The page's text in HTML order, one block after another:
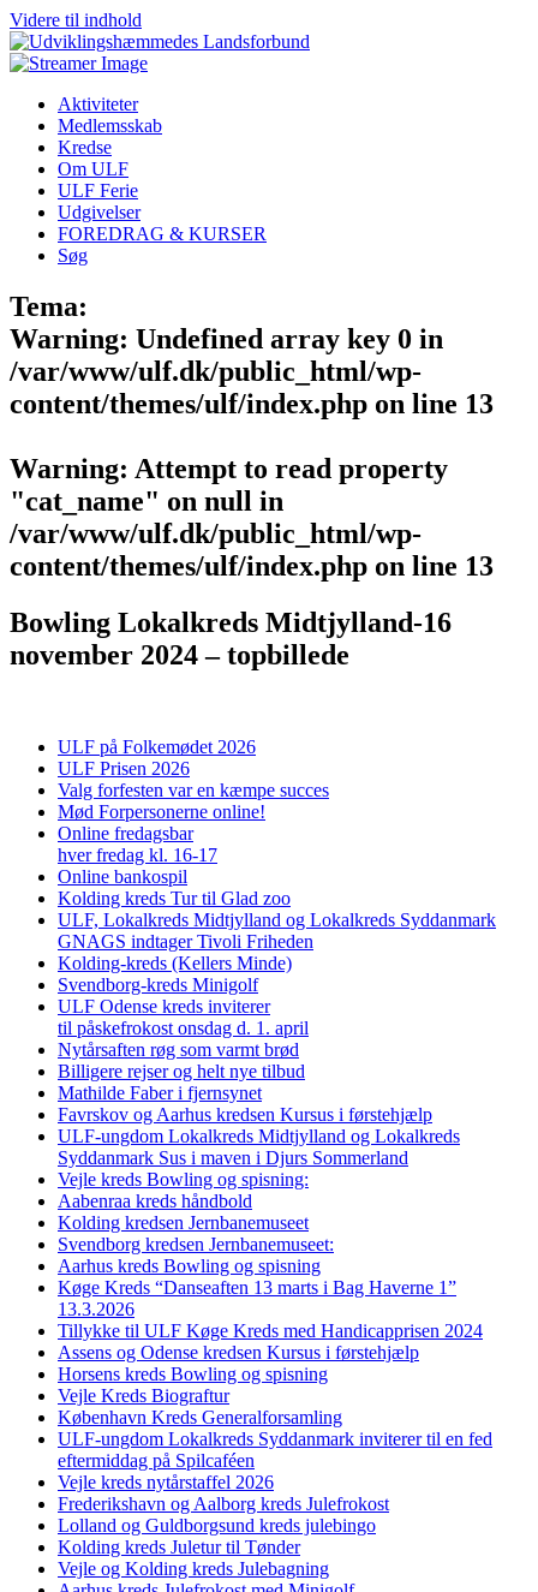
Videre til indhold
Aktiviteter
Medlemsskab
Kredse
Om ULF
ULF Ferie
Udgivelser
FOREDRAG & KURSER
Søg
Tema:
Warning: Undefined array key 0 in
/var/www/ulf.dk/public_html/wp-
content/themes/ulf/index.php on line 13
Warning: Attempt to read property
"cat_name" on null in
/var/www/ulf.dk/public_html/wp-
content/themes/ulf/index.php on line 13
Bowling Lokalkreds Midtjylland-16
november 2024 – topbillede
ULF på Folkemødet 2026
ULF Prisen 2026
Valg forfesten var en kæmpe succes
Mød Forpersonerne online!
Online fredagsbar
hver fredag kl. 16-17
Online bankospil
Kolding kreds Tur til Glad zoo
ULF, Lokalkreds Midtjylland og Lokalkreds Syddanmark
GNAGS indtager Tivoli Friheden
Kolding-kreds (Kellers Minde)
Svendborg-kreds Minigolf
ULF Odense kreds inviterer
til påskefrokost onsdag d. 1. april
Nytårsaften røg som varmt brød
Billigere rejser og helt nye tilbud
Mathilde Faber i fjernsynet
Favrskov og Aarhus kredsen Kursus i førstehjælp
ULF-ungdom Lokalkreds Midtjylland og Lokalkreds
Syddanmark Sus i maven i Djurs Sommerland
Vejle kreds Bowling og spisning:
Aabenraa kreds håndbold
Kolding kredsen Jernbanemuseet
Svendborg kredsen Jernbanemuseet:
Aarhus kreds Bowling og spisning
Køge Kreds “Danseaften 13 marts i Bag Haverne 1”
13.3.2026
Tillykke til ULF Køge Kreds med Handicapprisen 2024
Assens og Odense kredsen Kursus i førstehjælp
Horsens kreds Bowling og spisning
Vejle Kreds Biograftur
København Kreds Generalforsamling
ULF-ungdom Lokalkreds Syddanmark inviterer til en fed
eftermiddag på Spilcaféen
Vejle kreds nytårstaffel 2026
Frederikshavn og Aalborg kreds Julefrokost
Lolland og Guldborgsund kreds julebingo
Kolding kreds Juletur til Tønder
Vejle og Kolding kreds Julebagning